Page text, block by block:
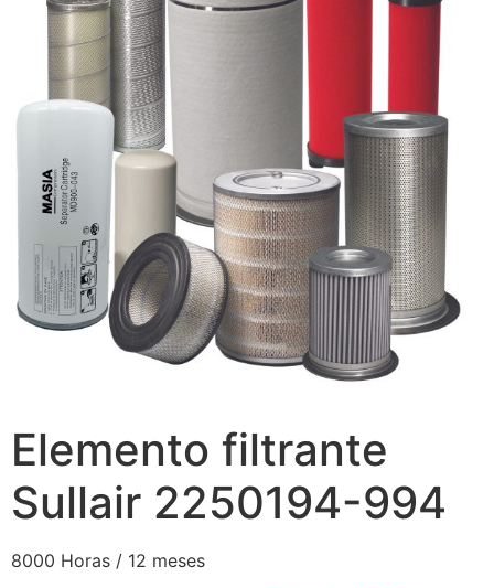
Elemento filtrante
Sullair 2250194-994
8000 Horas / 12 meses